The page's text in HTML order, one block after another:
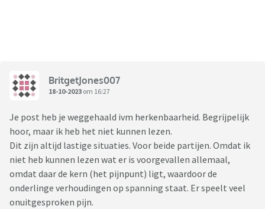
BritgetJones007
18-10-2023 om 16:27
Je post heb je weggehaald ivm herkenbaarheid. Begrijpelijk
hoor, maar ik heb het niet kunnen lezen.
Dit zijn altijd lastige situaties. Voor beide partijen. Omdat ik
niet heb kunnen lezen wat er is voorgevallen allemaal,
omdat daar de kern (het pijnpunt) ligt, waardoor de
onderlinge verhoudingen op spanning staat. Er speelt veel
onuitgesproken pijn.